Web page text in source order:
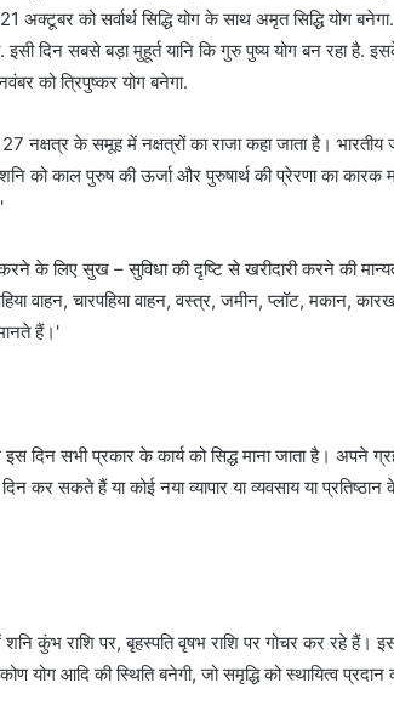
अक्टूबर को सर्वार्थ सिद्धि योग के साथ अमृत सिद्धि योग
इसी दिन सबसे बड़ा मुहूर्त यानि कि गुरु पुष्य योग बन रहा
को त्रिपुष्कर योग बनेगा.
नक्षत्र के समूह में नक्षत्रों का राजा कहा जाता है। भारतीय
को काल पुरुष की ऊर्जा और पुरुषार्थ की प्रेरणा का कारक
करने के लिए सुख – सुविधा की दृष्टि से खरीदारी करने की
वाहन, चारपहिया वाहन, वस्त्र, जमीन, प्लॉट, मकान,
हैं।'
से इस दिन सभी प्रकार के कार्य को सिद्ध माना जाता है। अपने
कर सकते हैं या कोई नया व्यापार या व्यवसाय या
कुंभ राशि पर, बृहस्पति वृषभ राशि पर गोचर कर रहे हैं। इस
योग आदि की स्थिति बनेगी, जो समृद्धि को स्थायित्व प्रदान